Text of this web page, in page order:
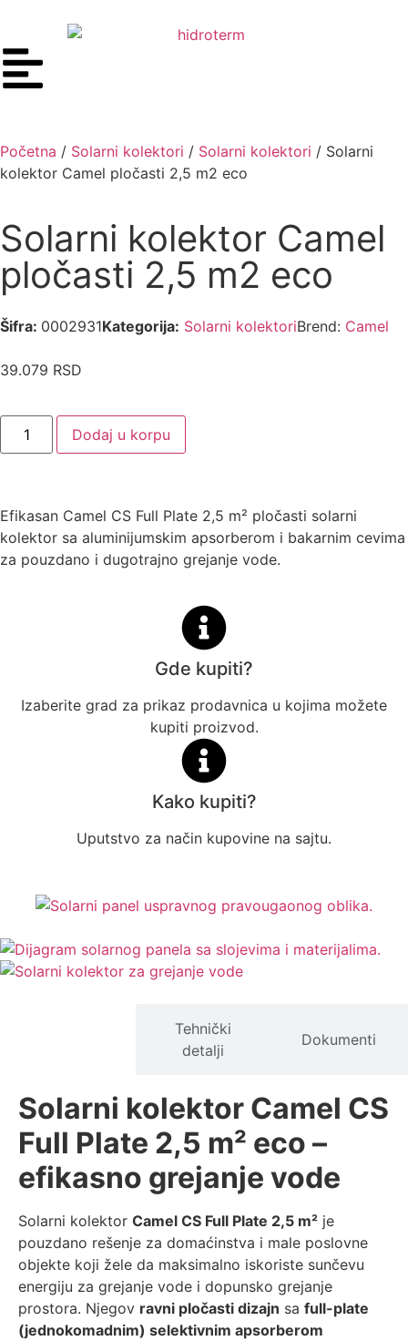
Početna / Solarni kolektori / Solarni kolektori / Solarni
kolektor Camel pločasti 2,5 m2 eco
Solarni kolektor Camel
pločasti 2,5 m2 eco
Šifra: 0002931Kategorija: Solarni kolektoriBrend: Camel
39.079 RSD
Dodaj u korpu
Efikasan Camel CS Full Plate 2,5 m² pločasti solarni
kolektor sa aluminijumskim apsorberom i bakarnim cevima
za pouzdano i dugotrajno grejanje vode.
Gde kupiti?
Izaberite grad za prikaz prodavnica u kojima možete
kupiti proizvod.
Kako kupiti?
Uputstvo za način kupovine na sajtu.
Tehnički
detalji
Dokumenti
Solarni kolektor Camel CS
Full Plate 2,5 m² eco –
efikasno grejanje vode
Solarni kolektor Camel CS Full Plate 2,5 m² je
pouzdano rešenje za domaćinstva i male poslovne
objekte koji žele da maksimalno iskoriste sunčevu
energiju za grejanje vode i dopunsko grejanje
prostora. Njegov ravni pločasti dizajn sa full-plate
(jednokomadnim) selektivnim apsorberom